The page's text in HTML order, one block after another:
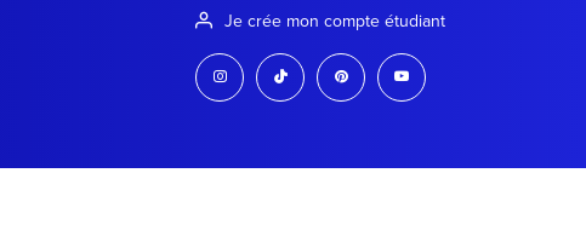
Je crée mon compte étudiant
instagram tiktok pinterest youtube